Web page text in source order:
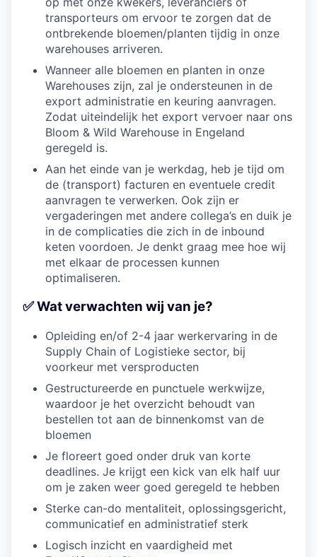
transporteurs om ervoor te zorgen dat de
ontbrekende bloemen/planten tijdig in onze
warehouses arriveren.
Wanneer alle bloemen en planten in onze
Warehouses zijn, zal je ondersteunen in de
export administratie en keuring aanvragen.
Zodat uiteindelijk het export vervoer naar ons
Bloom & Wild Warehouse in Engeland
geregeld is.
Aan het einde van je werkdag, heb je tijd om
de (transport) facturen en eventuele credit
aanvragen te verwerken. Ook zijn er
vergaderingen met andere collega’s en duik je
in de complicaties die zich in de inbound
keten voordoen. Je denkt graag mee hoe wij
met elkaar de processen kunnen
optimaliseren.
✅ Wat verwachten wij van je?
Opleiding en/of 2-4 jaar werkervaring in de
Supply Chain of Logistieke sector, bij
voorkeur met versproducten
Gestructureerde en punctuele werkwijze,
waardoor je het overzicht behoudt van
bestellen tot aan de binnenkomst van de
bloemen
Je floreert goed onder druk van korte
deadlines. Je krijgt een kick van elk half uur
om je zaken weer goed geregeld te hebben
Sterke can-do mentaliteit, oplossingsgericht,
communicatief en administratief sterk
Logisch inzicht en vaardigheid met